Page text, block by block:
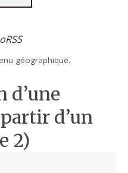
géographique.
d’une
d’un
2)